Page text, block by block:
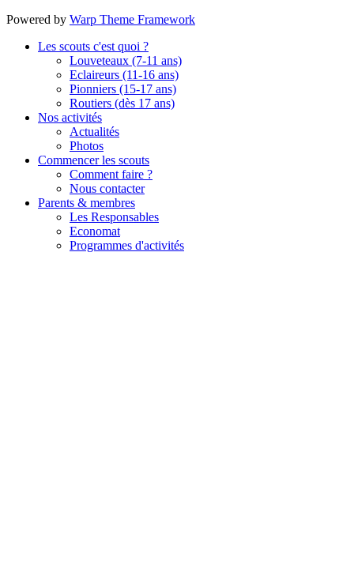
Powered by Warp Theme Framework
Les scouts c'est quoi ?
Louveteaux (7-11 ans)
Eclaireurs (11-16 ans)
Pionniers (15-17 ans)
Routiers (dès 17 ans)
Nos activités
Actualités
Photos
Commencer les scouts
Comment faire ?
Nous contacter
Parents & membres
Les Responsables
Economat
Programmes d'activités